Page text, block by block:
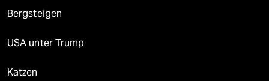
Bergsteigen
USA unter Trump
Katzen